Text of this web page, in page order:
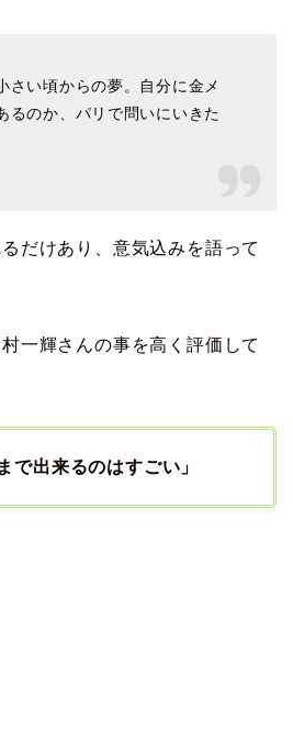
さい頃からの夢。自分に金メ
るのか、パリで問いにいきた
だけあり、意気込みを語って
一輝さんの事を高く評価して
で出来るのはすごい」